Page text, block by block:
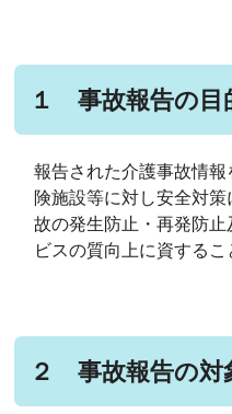
１ 事故報告の目
報告された介護事故情
険施設等に対し安全対
故の発生防止・再発防
ビスの質向上に資するこ
２ 事故報告の対